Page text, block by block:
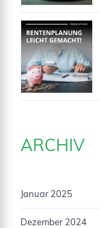
ARCHIV
Januar 2025
Dezember 2024